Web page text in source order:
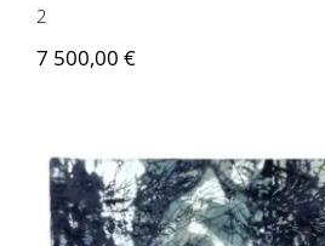
2
7 500,00 €